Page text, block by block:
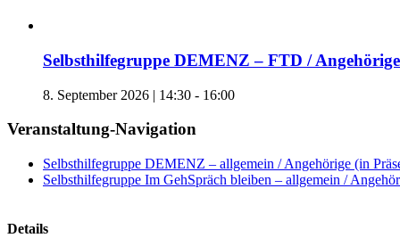
Selbsthilfegruppe DEMENZ – FTD /
8. September 2026 | 14:30 - 16:00
Veranstaltung-Navigation
Selbsthilfegruppe DEMENZ – allgemein / Angehörige (in
Selbsthilfegruppe Im GehSpräch bleiben – allgemein /
Details